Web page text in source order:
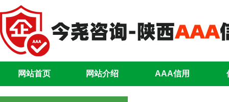
网站首页 网站介绍 AAA信用